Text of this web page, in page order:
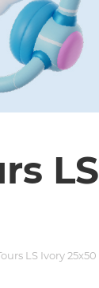
LS
LS Ivory 25х50